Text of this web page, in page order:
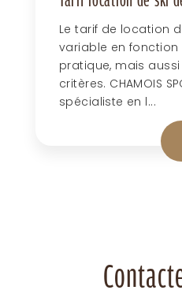
Le tarif de location
variable en
pratique, mais aussi
critères. CHAMOIS
spécialiste en l...